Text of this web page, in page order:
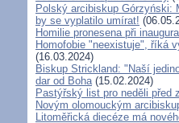
Polský arcibiskup Górzyński:
by se vyplatilo umírat!
Homilie pronesena při
Homofobie "neexistuje", říká
(16.03.2024)
Biskup Strickland: "Naší
dar od Boha(15.02.2024)
Pastýřský list pro neděli před
Novým olomouckým
Litoměřická diecéze má